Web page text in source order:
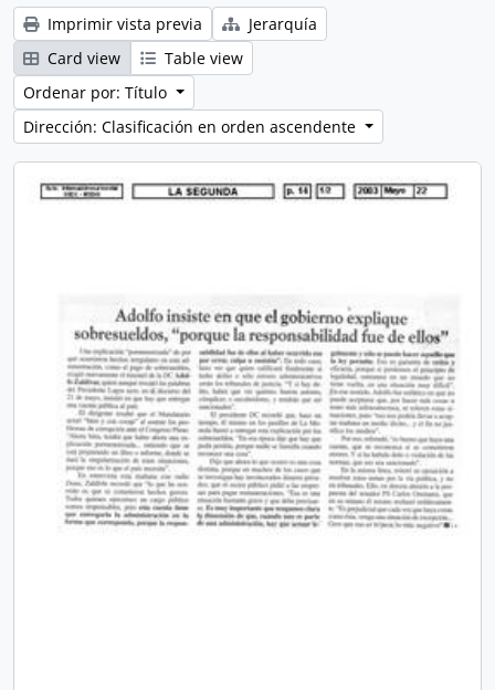
Imprimir vista previa
Jerarquía
Card view
Table view
Ordenar por: Título
Dirección: Clasificación en orden ascendente